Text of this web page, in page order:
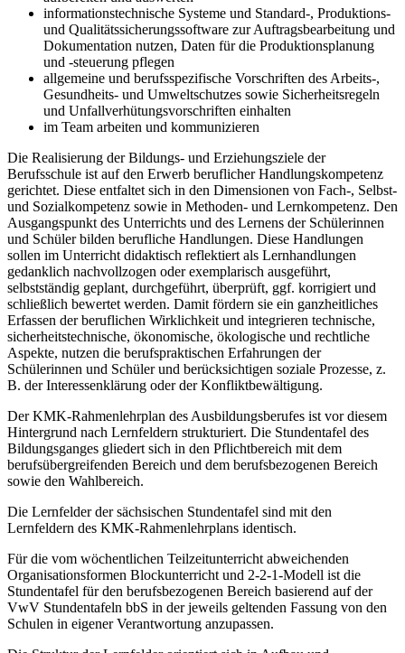
informationstechnische Systeme und Standard-, Produktions-
und Qualitätssicherungssoftware zur Auftragsbearbeitung und
Dokumentation nutzen, Daten für die Produktionsplanung
und -steuerung pflegen
allgemeine und berufsspezifische Vorschriften des Arbeits-,
Gesundheits- und Umweltschutzes sowie Sicherheitsregeln
und Unfallverhütungsvorschriften einhalten
im Team arbeiten und kommunizieren
Die Realisierung der Bildungs- und Erziehungsziele der
Berufsschule ist auf den Erwerb beruflicher Handlungskompetenz
gerichtet. Diese entfaltet sich in den Dimensionen von Fach-, Selbst-
und Sozialkompetenz sowie in Methoden- und Lernkompetenz. Den
Ausgangspunkt des Unterrichts und des Lernens der Schülerinnen
und Schüler bilden berufliche Handlungen. Diese Handlungen
sollen im Unterricht didaktisch reflektiert als Lernhandlungen
gedanklich nachvollzogen oder exemplarisch ausgeführt,
selbstständig geplant, durchgeführt, überprüft, ggf. korrigiert und
schließlich bewertet werden. Damit fördern sie ein ganzheitliches
Erfassen der beruflichen Wirklichkeit und integrieren technische,
sicherheitstechnische, ökonomische, ökologische und rechtliche
Aspekte, nutzen die berufspraktischen Erfahrungen der
Schülerinnen und Schüler und berücksichtigen soziale Prozesse, z.
B. der Interessenklärung oder der Konfliktbewältigung.
Der KMK-Rahmenlehrplan des Ausbildungsberufes ist vor diesem
Hintergrund nach Lernfeldern strukturiert. Die Stundentafel des
Bildungsganges gliedert sich in den Pflichtbereich mit dem
berufsübergreifenden Bereich und dem berufsbezogenen Bereich
sowie den Wahlbereich.
Die Lernfelder der sächsischen Stundentafel sind mit den
Lernfeldern des KMK-Rahmenlehrplans identisch.
Für die vom wöchentlichen Teilzeitunterricht abweichenden
Organisationsformen Blockunterricht und 2-2-1-Modell ist die
Stundentafel für den berufsbezogenen Bereich basierend auf der
VwV Stundentafeln bbS in der jeweils geltenden Fassung von den
Schulen in eigener Verantwortung anzupassen.